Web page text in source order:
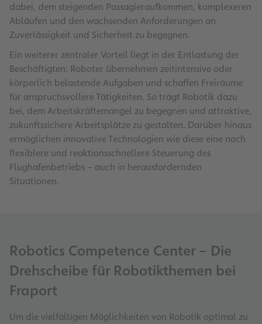
dabei, dem steigenden Passagieraufkommen, komplexeren
Abläufen und den wachsenden Anforderungen an
Zuverlässigkeit und Sicherheit zu begegnen.
Ein weiterer zentraler Vorteil liegt in der Entlastung der
Beschäftigten: Roboter übernehmen zeitintensive oder
körperlich belastende Aufgaben und schaffen Freiräume
für anspruchsvollere Tätigkeiten. So trägt Robotik dazu
bei, dem Arbeitskräftemangel zu begegnen und attraktive,
zukunftssichere Arbeitsplätze zu gestalten. Darüber hinaus
ermöglichen innovative Technologien wie diese eine noch
flexiblere und reaktionsschnellere Steuerung des
Flughafenbetriebs – auch in herausfordernden
Situationen.
Robotics Competence Center – Die
Drehscheibe für Robotikthemen bei
Fraport
Um die vielfältigen Möglichkeiten von Robotik optimal zu